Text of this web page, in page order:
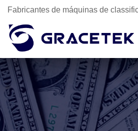
Fabricantes de máquinas de